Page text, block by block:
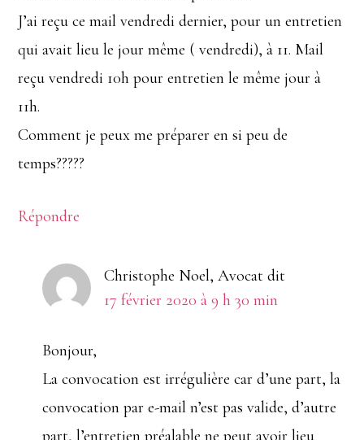
J’ai reçu ce mail vendredi dernier, pour un entretien
qui avait lieu le jour même ( vendredi), à 11. Mail
reçu vendredi 10h pour entretien le même jour à
11h.
Comment je peux me préparer en si peu de
temps?????
Répondre
Christophe Noel, Avocat dit
17 février 2020 à 9 h 30 min
Bonjour,
La convocation est irrégulière car d’une part, la
convocation par e-mail n’est pas valide, d’autre
part, l’entretien préalable ne peut avoir lieu